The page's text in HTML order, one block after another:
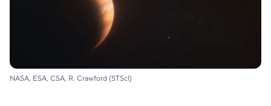
NASA, ESA, CSA, R. Crawford (STScI)